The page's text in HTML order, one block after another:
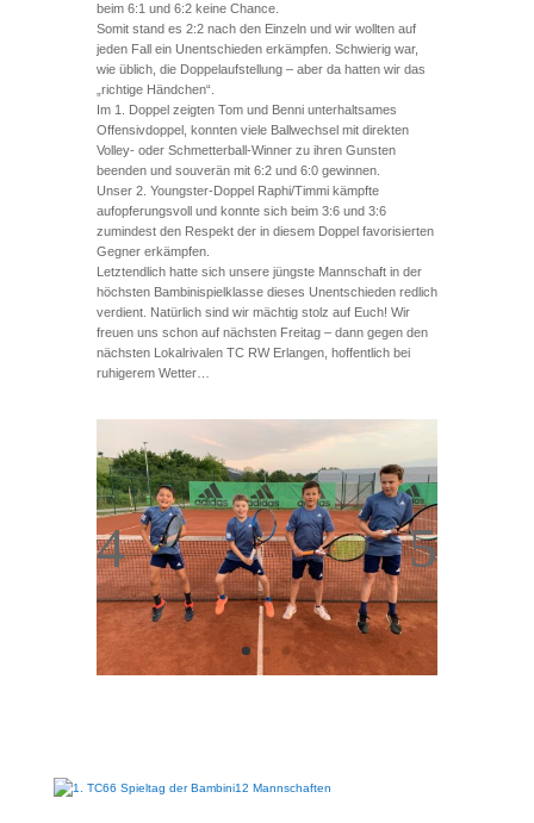
beim 6:1 und 6:2 keine Chance.
Somit stand es 2:2 nach den Einzeln und wir wollten auf
jeden Fall ein Unentschieden erkämpfen. Schwierig war,
wie üblich, die Doppelaufstellung – aber da hatten wir das
„richtige Händchen“.
Im 1. Doppel zeigten Tom und Benni unterhaltsames
Offensivdoppel, konnten viele Ballwechsel mit direkten
Volley- oder Schmetterball-Winner zu ihren Gunsten
beenden und souverän mit 6:2 und 6:0 gewinnen.
Unser 2. Youngster-Doppel Raphi/Timmi kämpfte
aufopferungsvoll und konnte sich beim 3:6 und 3:6
zumindest den Respekt der in diesem Doppel favorisierten
Gegner erkämpfen.
Letztendlich hatte sich unsere jüngste Mannschaft in der
höchsten Bambinispielklasse dieses Unentschieden redlich
verdient. Natürlich sind wir mächtig stolz auf Euch! Wir
freuen uns schon auf nächsten Freitag – dann gegen den
nächsten Lokalrivalen TC RW Erlangen, hoffentlich bei
ruhigerem Wetter…